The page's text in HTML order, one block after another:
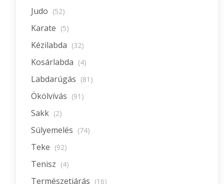
Judo (52)
Karate (5)
Kézilabda (32)
Kosárlabda (4)
Labdarúgás (81)
Ökölvívás (91)
Sakk (2)
Súlyemelés (74)
Teke (92)
Tenisz (4)
Természetjárás (16)